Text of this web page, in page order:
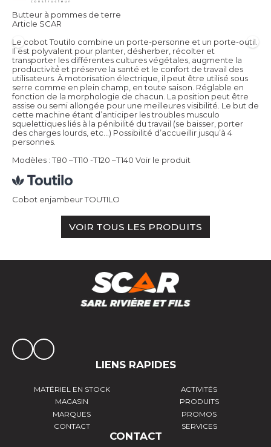
Butteur à pommes de terre
Article SCAR
Le cobot Toutilo combine un porte-personne et un porte-outil.
Il est polyvalent pour planter, désherber, récolter et
transporter les différentes cultures végétales, augmente la
productivité́ et préserve la santé et le confort de travail des
utilisateurs. À motorisation électrique, il peut être utilisé sous
serre comme en plein champ, en toute saison. Réglable en
fonction de la morphologie de chacun. La position peut être
assise ou semi allongée pour une meilleures visibilité. Le but de
cette machine étant d’anticiper les troubles musculo
squelettiques liés à la pénibilité du travail (se baisser, porter
des charges lourds, etc…) Possibilité d’accueillir jusqu’à 4
personnes.
Modèles : T80 –T110 -T120 –T140 Voir le produit
Cobot enjambeur TOUTILO
VOIR TOUS LES PRODUITS
LIENS RAPIDES
MATÉRIEL EN STOCK
ACTIVITÉS
MAGASIN
PRODUITS
MARQUES
PROMOS
CONTACT
SERVICES
CONTACT